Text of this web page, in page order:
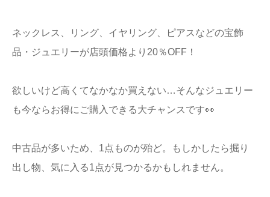
ネックレス、リング、イヤリング、ピアスなどの宝飾
品・ジュエリーが店頭価格より20％OFF！
欲しいけど高くてなかなか買えない…そんなジュエリー
も今ならお得にご購入できる大チャンスです👀
中古品が多いため、1点ものが殆ど。もしかしたら掘り
出し物、気に入る1点が見つかるかもしれません。